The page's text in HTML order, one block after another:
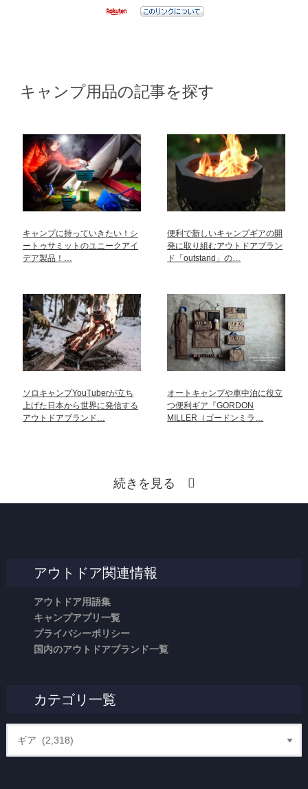
キャンプ用品の記事を探す
キャンプに持っていきたい！シ
ートゥサミットのユニークアイ
デア製品！…
便利で新しいキャンプギアの開
発に取り組むアウトドアブラン
ド「outstand」の…
ソロキャンプYouTuberが立ち
上げた日本から世界に発信する
アウトドアブランド…
オートキャンプや車中泊に役立
つ便利ギア『GORDON
MILLER（ゴードンミラ…
続きを見る
アウトドア関連情報
アウトドア用語集
キャンプアプリ一覧
プライバシーポリシー
国内のアウトドアブランド一覧
カテゴリ一覧